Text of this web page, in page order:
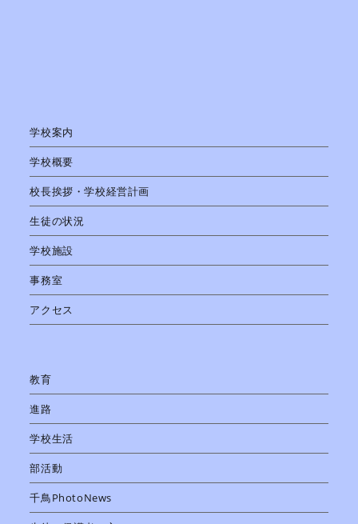
学校案内
学校概要
校長挨拶・学校経営計画
生徒の状況
学校施設
事務室
アクセス
教育
進路
学校生活
部活動
千鳥PhotoNews